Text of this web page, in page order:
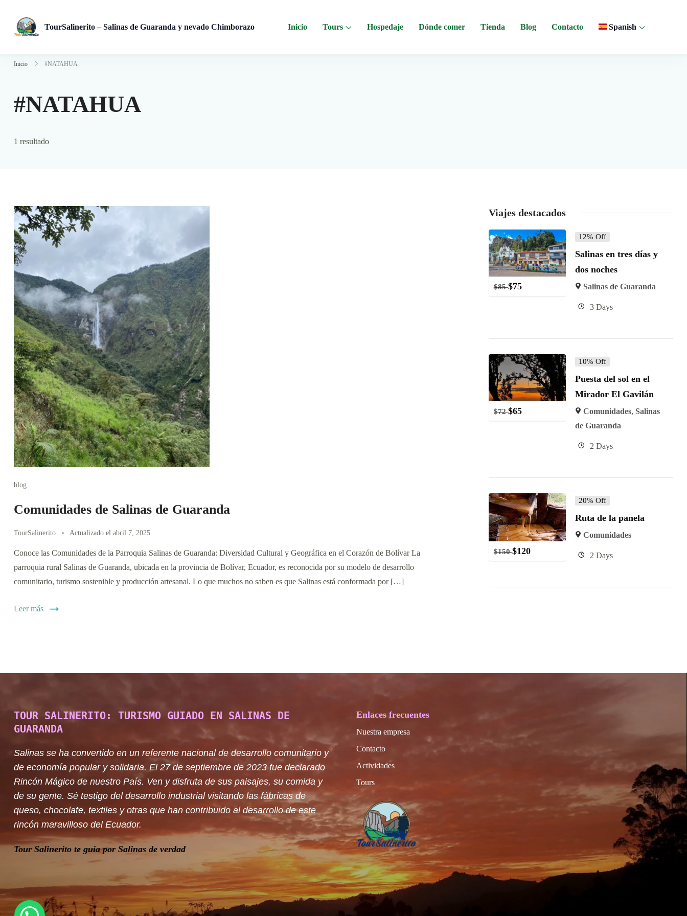
TourSalinerito – Salinas de Guaranda y nevado Chimborazo Inicio Tours Hospedaje Dónde comer Tienda Blog Contacto Spanish
Inicio #NATAHUA
#NATAHUA
1 resultado
blog
Comunidades de Salinas de Guaranda
TourSalinerito Actualizado el abril 7, 2025
Conoce las Comunidades de la Parroquia Salinas de Guaranda: Diversidad Cultural y Geográfica en el Corazón de Bolívar La
parroquia rural Salinas de Guaranda, ubicada en la provincia de Bolívar, Ecuador, es reconocida por su modelo de desarrollo
comunitario, turismo sostenible y producción artesanal. Lo que muchos no saben es que Salinas está conformada por […]
Leer más
Viajes destacados
$85 $75
12% Off
Salinas en tres días y
dos noches
Salinas de Guaranda
3 Days
$72 $65
10% Off
Puesta del sol en el
Mirador El Gavilán
Comunidades, Salinas
de Guaranda
2 Days
$150 $120
20% Off
Ruta de la panela
Comunidades
2 Days
TOUR SALINERITO: TURISMO GUIADO EN SALINAS DE
GUARANDA
Salinas se ha convertido en un referente nacional de desarrollo comunitario y
de economía popular y solidaria. El 27 de septiembre de 2023 fue declarado
Rincón Mágico de nuestro País. Ven y disfruta de sus paisajes, su comida y
de su gente. Sé testigo del desarrollo industrial visitando las fábricas de
queso, chocolate, textiles y otras que han contribuido al desarrollo de este
rincón maravilloso del Ecuador.
Tour Salinerito te guia por Salinas de verdad
Enlaces frecuentes
Nuestra empresa
Contacto
Actividades
Tours